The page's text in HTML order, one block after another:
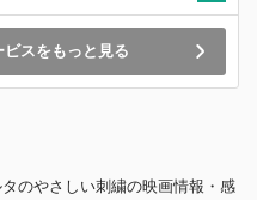
スをもっと見る
タのやさしい刺繍の映画情報・感